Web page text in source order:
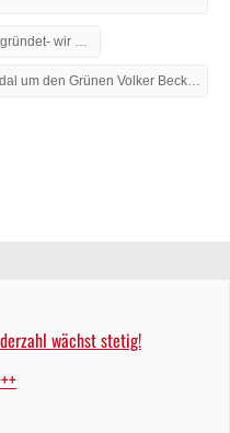
wächst stetig!